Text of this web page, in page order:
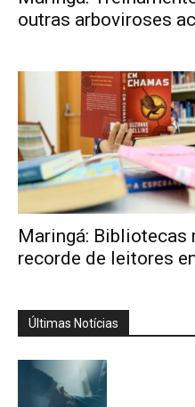
outras arboviroses
Maringá: Bibliotecas
recorde de leitores
Últimas Notícias